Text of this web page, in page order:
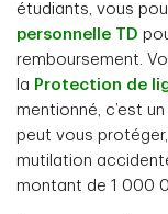
étudiants, vous
personnelle TD
remboursement.
la Protection de
mentionné, c’est
peut vous
mutilation
montant de 1 000